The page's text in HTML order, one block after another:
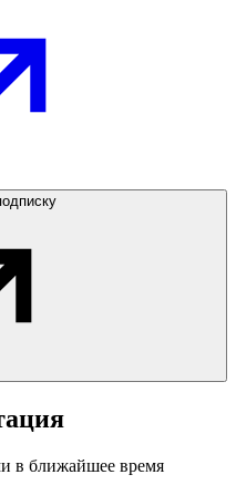
в ближайшее время